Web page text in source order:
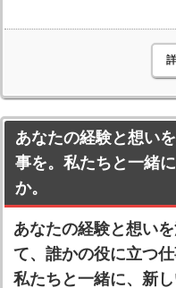
あなたの経験と想い
事を。私たちと一緒
か。
あなたの経験と想い
て、誰かの役に立つ仕
私たちと一緒に、新